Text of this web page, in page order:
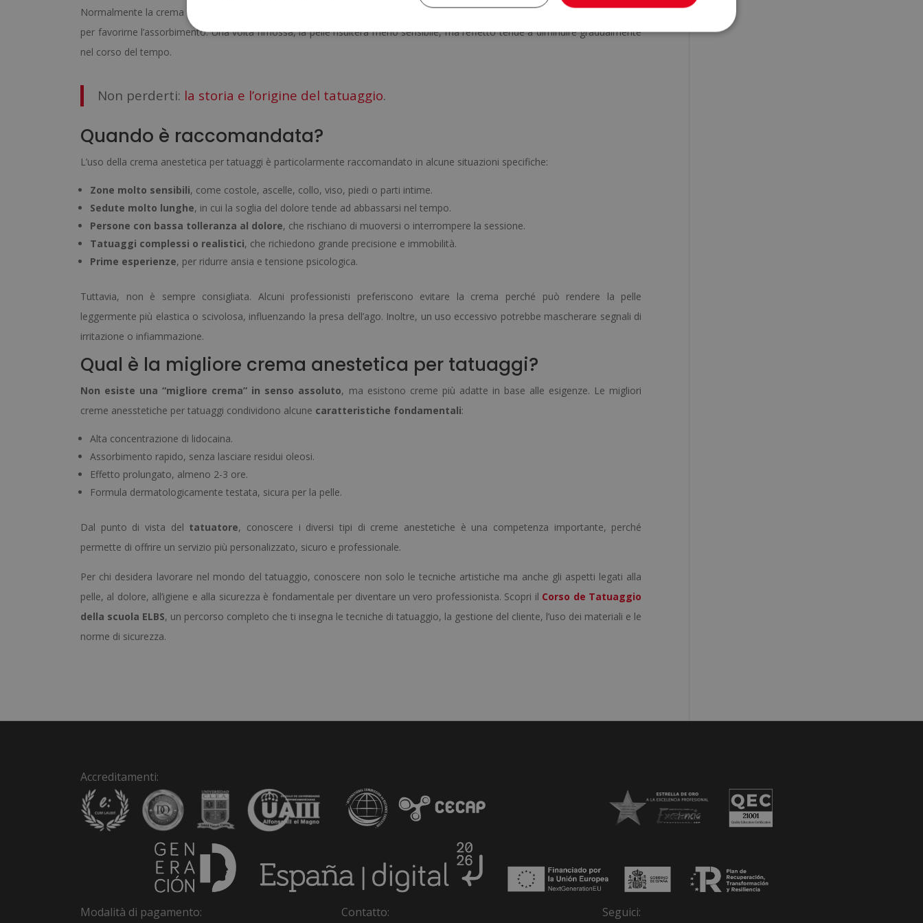
Normalmente la crema va applicata
, coprendo la zona con una pellicola trasparente
per favorirne l’assorbimento. Una volta rimossa, la pelle risulterà meno sensibile, ma l’effetto tende a diminuire gradualmente
nel corso del tempo.
Non perderti: la storia e l’origine del tatuaggio.
Quando è raccomandata?
L’uso della crema anestetica per tatuaggi è particolarmente raccomandato in alcune situazioni specifiche:
Zone molto sensibili, come costole, ascelle, collo, viso, piedi o parti intime.
Sedute molto lunghe, in cui la soglia del dolore tende ad abbassarsi nel tempo.
Persone con bassa tolleranza al dolore, che rischiano di muoversi o interrompere la sessione.
Tatuaggi complessi o realistici, che richiedono grande precisione e immobilità.
Prime esperienze, per ridurre ansia e tensione psicologica.
Tuttavia, non è sempre consigliata. Alcuni professionisti preferiscono evitare la crema perché può rendere la pelle
leggermente più elastica o scivolosa, influenzando la presa dell’ago. Inoltre, un uso eccessivo potrebbe mascherare segnali di
irritazione o infiammazione.
Qual è la migliore crema anestetica per tatuaggi?
Non esiste una “migliore crema” in senso assoluto, ma esistono creme più adatte in base alle esigenze. Le migliori
creme anesstetiche per tatuaggi condividono alcune caratteristiche fondamentali:
Alta concentrazione di lidocaina.
Assorbimento rapido, senza lasciare residui oleosi.
Effetto prolungato, almeno 2-3 ore.
Formula dermatologicamente testata, sicura per la pelle.
Dal punto di vista del tatuatore, conoscere i diversi tipi di creme anestetiche è una competenza importante, perché
permette di offrire un servizio più personalizzato, sicuro e professionale.
Per chi desidera lavorare nel mondo del tatuaggio, conoscere non solo le tecniche artistiche ma anche gli aspetti legati alla
pelle, al dolore, all’igiene e alla sicurezza è fondamentale per diventare un vero professionista. Scopri il Corso de Tatuaggio
della scuola ELBS, un percorso completo che ti insegna le tecniche di tatuaggio, la gestione del cliente, l’uso dei materiali e le
norme di sicurezza.
Accreditamenti:
Modalità di pagamento: Contatto: Seguici: